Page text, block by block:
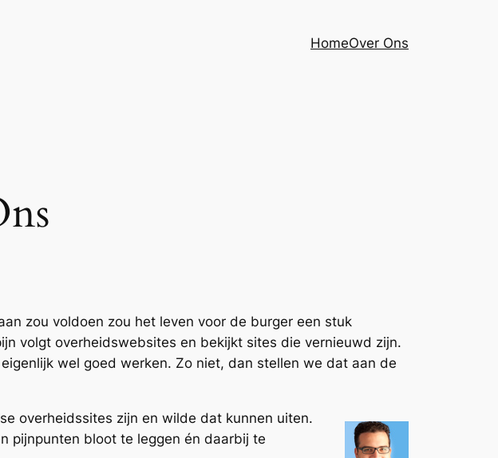
HomeOver Ons
zou voldoen zou het leven voor de burger een stuk
volgt overheidswebsites en bekijkt sites die vernieuwd zijn.
wel goed werken. Zo niet, dan stellen we dat aan de
overheidssites zijn en wilde dat kunnen uiten.
pijnpunten bloot te leggen én daarbij te